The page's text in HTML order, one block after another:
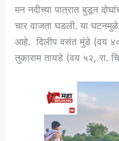
मन नदीच्या पात्रात बुडून
चार वाजता घडली. या
आहे. दिलीप वसंत मुंडे (वय
तुकाराम तायडे (वय ५२, रा.